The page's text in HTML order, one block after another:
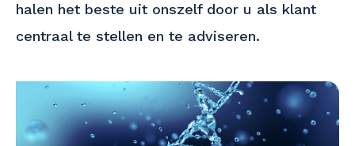
halen het beste uit onszelf door u als klant
centraal te stellen en te adviseren.